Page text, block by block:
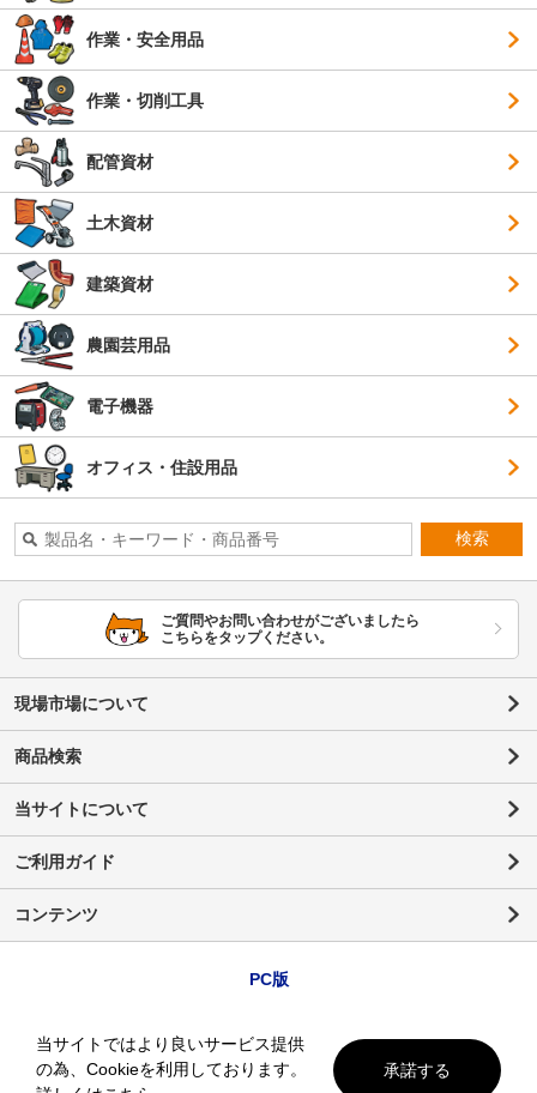
作業・安全用品
作業・切削工具
配管資材
土木資材
建築資材
農園芸用品
電子機器
オフィス・住設用品
検索
ご質問やお問い合わせがございましたら
こちらをタップください。
現場市場について
商品検索
当サイトについて
ご利用ガイド
コンテンツ
PC版
当サイトではより良いサービス提供
の為、Cookieを利用しております。
承諾する